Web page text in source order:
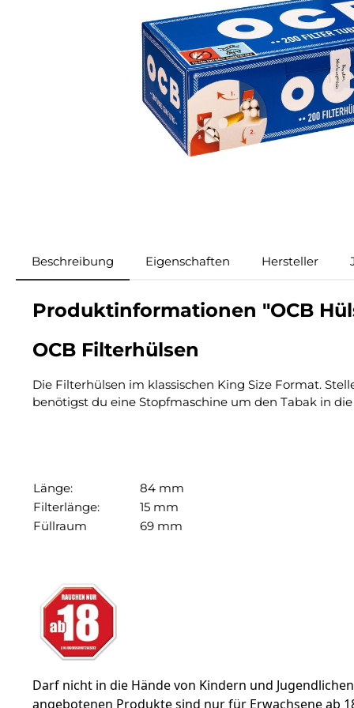
Beschreibung Eigenschaften Hersteller
Produktinformationen "OCB
OCB Filterhülsen
Die Filterhülsen im klassischen King Size Format.
benötigst du eine Stopfmaschine um den Tabak in
Länge:
84 mm
Filterlänge:
15 mm
Füllraum
69 mm
Darf nicht in die Hände von Kindern und
angebotenen Produkte sind nur für Erwachsene ab